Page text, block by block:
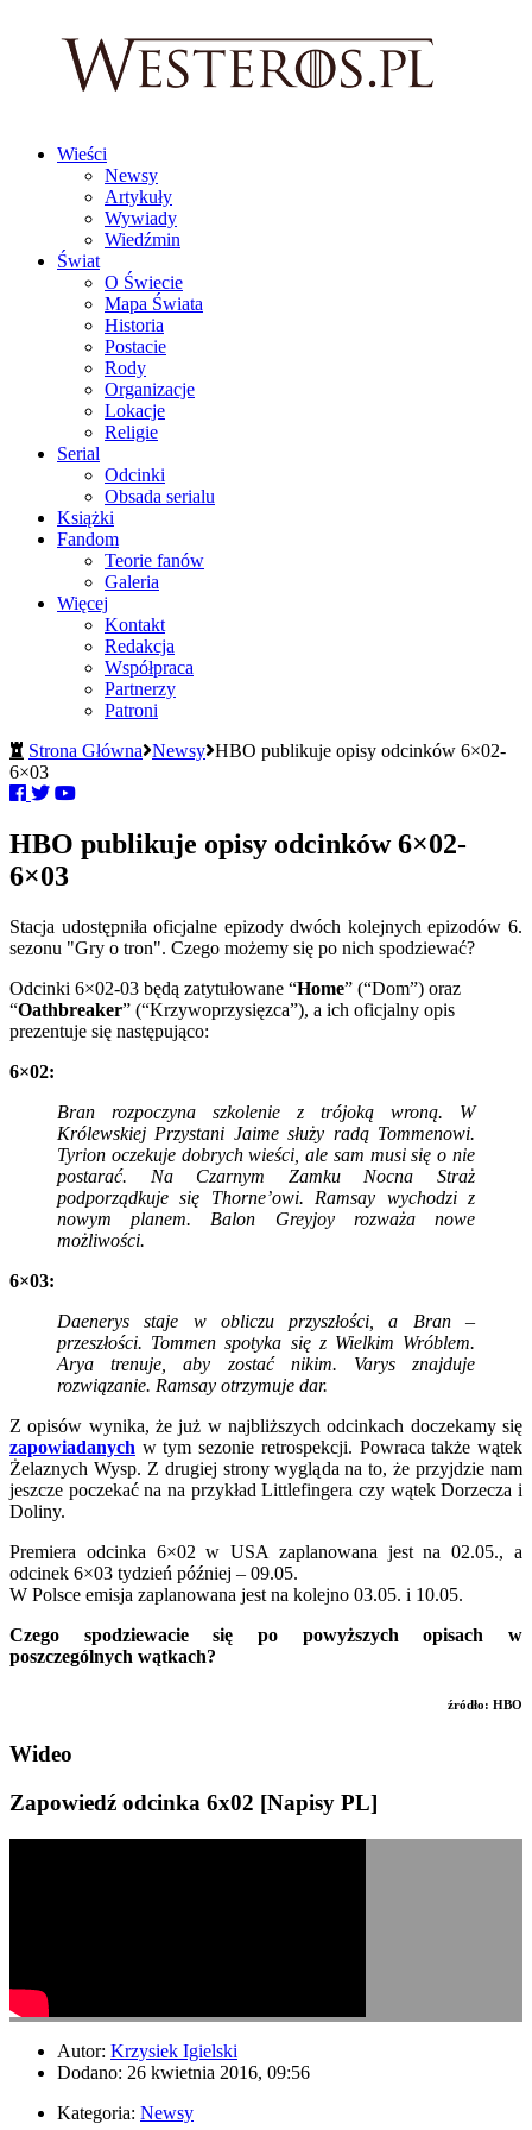
Wieści
Newsy
Artykuły
Wywiady
Wiedźmin
Świat
O Świecie
Mapa Świata
Historia
Postacie
Rody
Organizacje
Lokacje
Religie
Serial
Odcinki
Obsada serialu
Książki
Fandom
Teorie fanów
Galeria
Więcej
Kontakt
Redakcja
Współpraca
Partnerzy
Patroni
Strona Główna Newsy HBO publikuje opisy odcinków 6×02-
6×03
HBO publikuje opisy odcinków 6×02-
6×03
Stacja udostępniła oficjalne epizody dwóch kolejnych epizodów 6.
sezonu "Gry o tron". Czego możemy się po nich spodziewać?
Odcinki 6×02-03 będą zatytułowane “Home” (“Dom”) oraz
“Oathbreaker” (“Krzywoprzysięzca”), a ich oficjalny opis
prezentuje się następująco:
6×02:
Bran rozpoczyna szkolenie z trójoką wroną. W
Królewskiej Przystani Jaime służy radą Tommenowi.
Tyrion oczekuje dobrych wieści, ale sam musi się o nie
postarać. Na Czarnym Zamku Nocna Straż
podporządkuje się Thorne’owi. Ramsay wychodzi z
nowym planem. Balon Greyjoy rozważa nowe
możliwości.
6×03:
Daenerys staje w obliczu przyszłości, a Bran –
przeszłości. Tommen spotyka się z Wielkim Wróblem.
Arya trenuje, aby zostać nikim. Varys znajduje
rozwiązanie. Ramsay otrzymuje dar.
Z opisów wynika, że już w najbliższych odcinkach doczekamy się
zapowiadanych w tym sezonie retrospekcji. Powraca także wątek
Żelaznych Wysp. Z drugiej strony wygląda na to, że przyjdzie nam
jeszcze poczekać na na przykład Littlefingera czy wątek Dorzecza i
Doliny.
Premiera odcinka 6×02 w USA zaplanowana jest na 02.05., a
odcinek 6×03 tydzień później – 09.05.
W Polsce emisja zaplanowana jest na kolejno 03.05. i 10.05.
Czego spodziewacie się po powyższych opisach w
poszczególnych wątkach?
źródło: HBO
Wideo
Zapowiedź odcinka 6x02 [Napisy PL]
Autor: Krzysiek Igielski
Dodano: 26 kwietnia 2016, 09:56
Kategoria: Newsy